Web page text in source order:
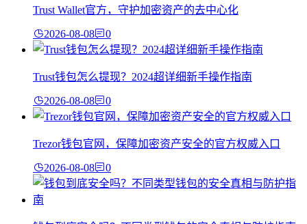
Trust Wallet官方，守护加密资产的去中心化
2026-08-08 0
Trust钱包怎么提现？2024超详细新手操作指南
2026-08-08 0
Trezor钱包官网，保障加密资产安全的官方权威入口
2026-08-08 0